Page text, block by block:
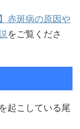
赤斑病の原因や
をご覧くださ
起こしている尾